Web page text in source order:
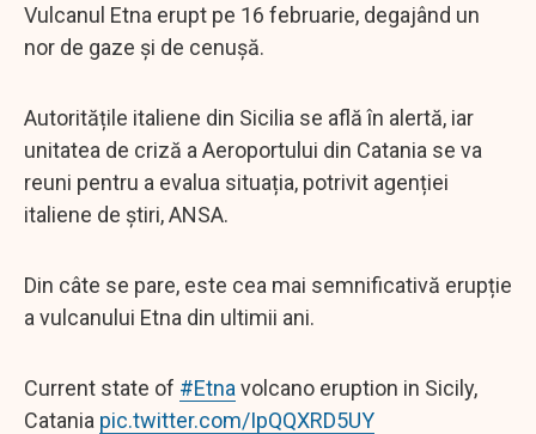
Vulcanul Etna erupt pe 16 februarie, degajând un
nor de gaze și de cenușă.
Autoritățile italiene din Sicilia se află în alertă, iar
unitatea de criză a Aeroportului din Catania se va
reuni pentru a evalua situația, potrivit agenției
italiene de știri, ANSA.
Din câte se pare, este cea mai semnificativă erupție
a vulcanului Etna din ultimii ani.
Current state of #Etna volcano eruption in Sicily,
Catania pic.twitter.com/IpQQXRD5UY